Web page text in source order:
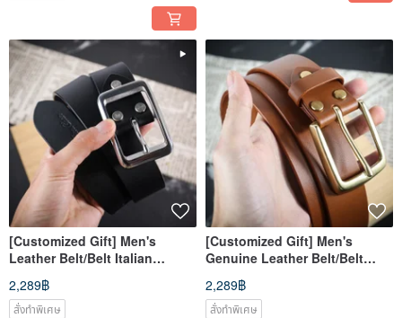
[Customized Gift] Men's
Leather Belt/Belt Italian
Vegetable Tanned Leather
Black Lettering
2,289฿
สั่งทำพิเศษ
[Customized Gift] Men's
Genuine Leather Belt/Belt
Italian Vegetable Tanned
Leather Lettering
2,289฿
สั่งทำพิเศษ